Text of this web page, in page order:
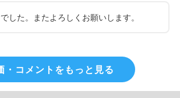
した。またよろしくお願いします。
・コメントをもっと見る